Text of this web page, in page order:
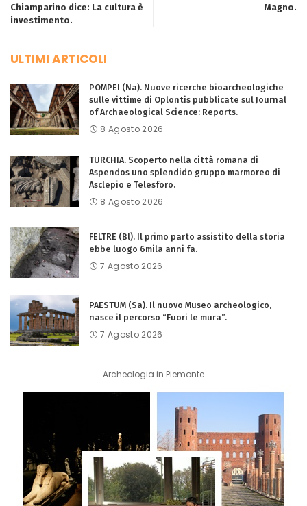
Chiamparino dice: La cultura è
investimento.
Magno.
ULTIMI ARTICOLI
POMPEI (Na). Nuove ricerche bioarcheologiche
sulle vittime di Oplontis pubblicate sul Journal
of Archaeological Science: Reports.
8 Agosto 2026
TURCHIA. Scoperto nella città romana di
Aspendos uno splendido gruppo marmoreo di
Asclepio e Telesforo.
8 Agosto 2026
FELTRE (Bl). Il primo parto assistito della storia
ebbe luogo 6mila anni fa.
7 Agosto 2026
PAESTUM (Sa). Il nuovo Museo archeologico,
nasce il percorso “Fuori le mura”.
7 Agosto 2026
Archeologia in Piemonte